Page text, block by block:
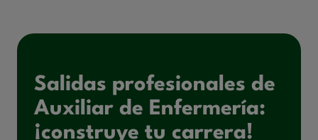
Salidas profesionales de
Auxiliar de Enfermería:
¡construye tu carrera!